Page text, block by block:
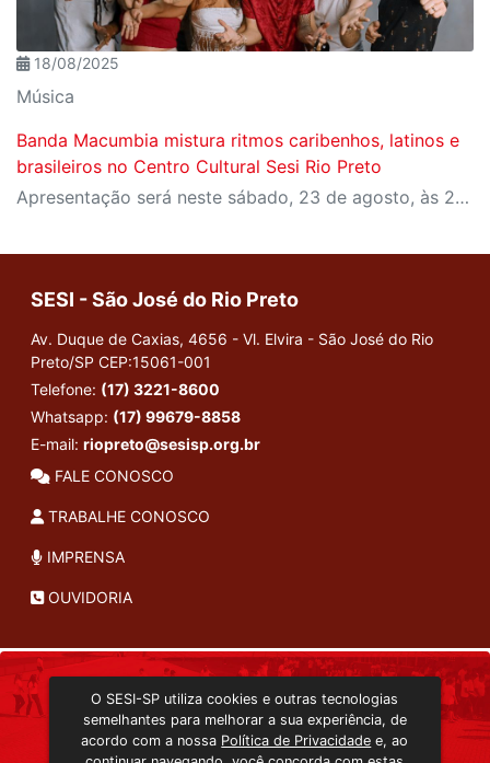
18/08/2025
Música
Banda Macumbia mistura ritmos caribenhos, latinos e
brasileiros no Centro Cultural Sesi Rio Preto
Apresentação será neste sábado, 23 de agosto, às 20h, com entrada gratuita. Basta reservar o ingresso por meio do site Meu Sesi
SESI - São José do Rio Preto
Av. Duque de Caxias, 4656 - Vl. Elvira - São José do Rio
Preto/SP CEP:15061-001
Telefone: (17) 3221-8600
Whatsapp: (17) 99679-8858
E-mail: riopreto@sesisp.org.br
FALE CONOSCO
TRABALHE CONOSCO
IMPRENSA
OUVIDORIA
TRANSMISSÃO ON-LINE
EDITORA SESI-SP
CONSULTA AO ACERVO
O SESI-SP utiliza cookies e outras tecnologias
semelhantes para melhorar a sua experiência, de
acordo com a nossa Política de Privacidade e, ao